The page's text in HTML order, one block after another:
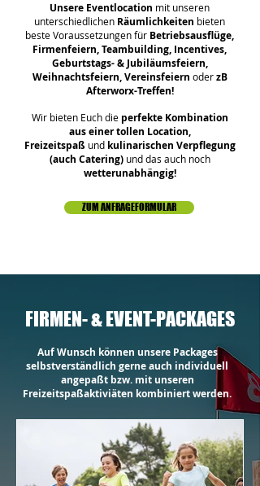
Unsere Eventlocation mit unseren
unterschiedlichen Räumlichkeiten bieten
beste Voraussetzungen für Betriebsausflüge,
Firmenfeiern, Teambuilding, Incentives,
Geburtstags- & Jubiläumsfeiern,
Weihnachtsfeiern, Vereinsfeiern oderzB
Afterworx-Treffen!
Wir bieten Euch die perfekte Kombination
aus einer tollen Location,
Freizeitspaß und kulinarischen Verpflegung
(auch Catering) und das auch noch
wetterunabhängig!
ZUM ANFRAGEFORMULAR
FIRMEN- & EVENT-PACKAGES
Auf Wunsch können unsere Packages
selbstverständlich gerne auch individuell
angepaßt bzw. mit unseren
Freizeitspaßaktiviäten kombiniert werden.